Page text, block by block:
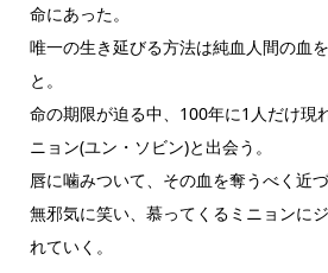
命にあった。
唯一の生き延びる方法は純血人間の血
と。
命の期限が迫る中、100年に1人だけ現
ニョン(ユン・ソビン)と出会う。
唇に噛みついて、その血を奪うべく近づ
無邪気に笑い、慕ってくるミニョンに
れていく。